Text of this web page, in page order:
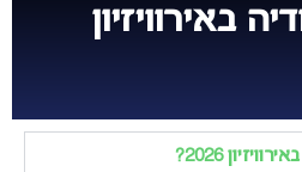
באירוויזיון
2026?